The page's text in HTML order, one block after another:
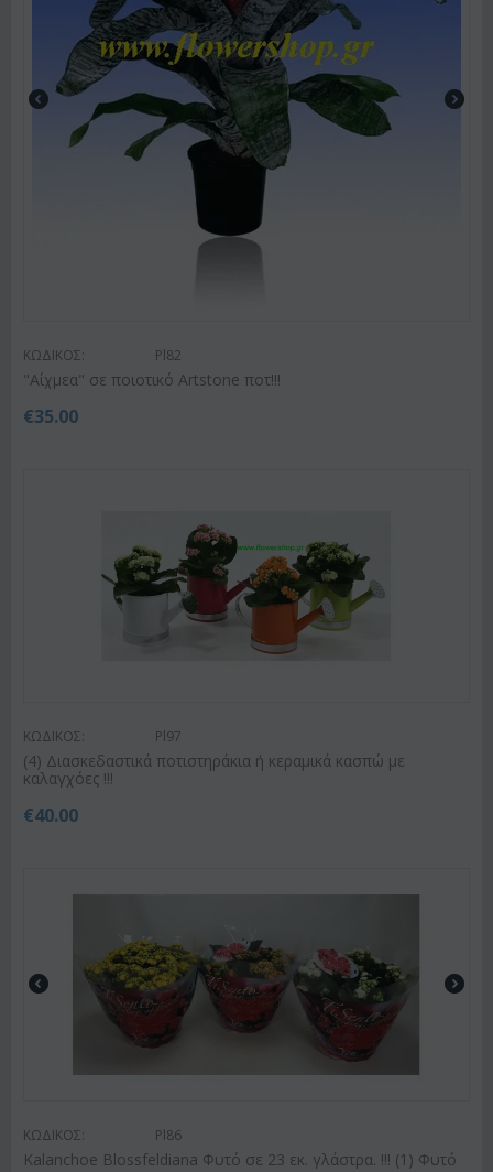
ΚΩΔΙΚΟΣ: Pl82
"Αίχμεα" σε ποιοτικό Artstone ποτ!!!
€35.00
ΚΩΔΙΚΟΣ: Pl97
(4) Διασκεδαστικά ποτιστηράκια ή κεραμικά κασπώ με
καλαγχόες !!!
€40.00
ΚΩΔΙΚΟΣ: Pl86
Kalanchoe Blossfeldiana Φυτό σε 23 εκ. γλάστρα. !!! (1) Φυτό